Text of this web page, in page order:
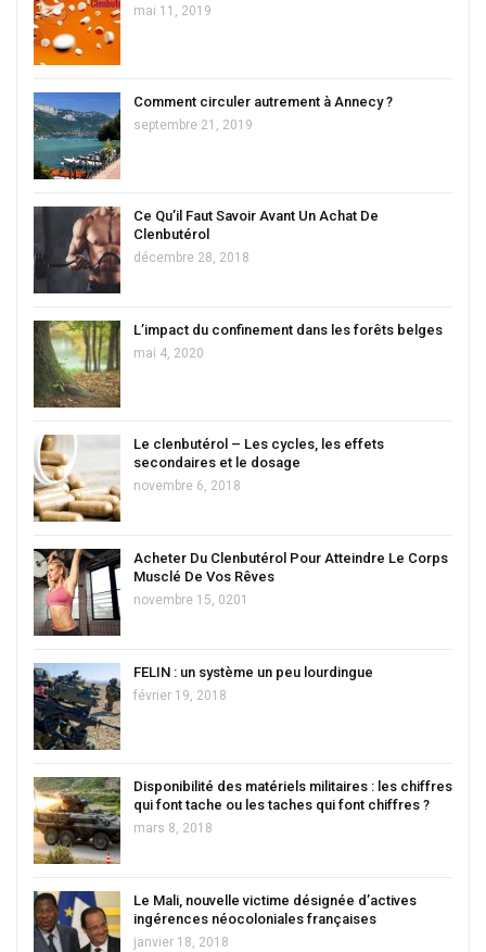
mai 11, 2019
Comment circuler autrement à Annecy ?
septembre 21, 2019
Ce Qu’il Faut Savoir Avant Un Achat De
Clenbutérol
décembre 28, 2018
L’impact du confinement dans les forêts belges
mai 4, 2020
Le clenbutérol – Les cycles, les effets
secondaires et le dosage
novembre 6, 2018
Acheter Du Clenbutérol Pour Atteindre Le Corps
Musclé De Vos Rêves
novembre 15, 0201
FELIN : un système un peu lourdingue
février 19, 2018
Disponibilité des matériels militaires : les chiffres
qui font tache ou les taches qui font chiffres ?
mars 8, 2018
Le Mali, nouvelle victime désignée d’actives
ingérences néocoloniales françaises
janvier 18, 2018